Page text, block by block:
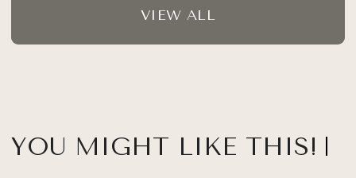
VIEW ALL
YOU MIGHT LIKE THIS!